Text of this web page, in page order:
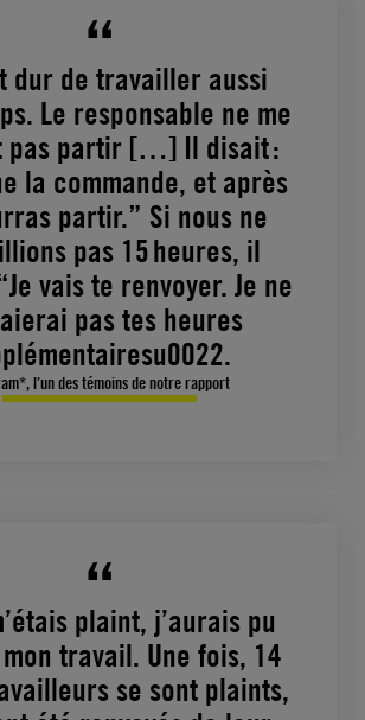
dur de travailler aussi
Le responsable ne me
pas partir […] Il disait :
la commande, et après
partir.” Si nous ne
pas 15 heures, il
vais te renvoyer. Je ne
pas tes heures
l’un des témoins de notre rapport
plaint, j’aurais pu
travail. Une fois, 14
se sont plaints,